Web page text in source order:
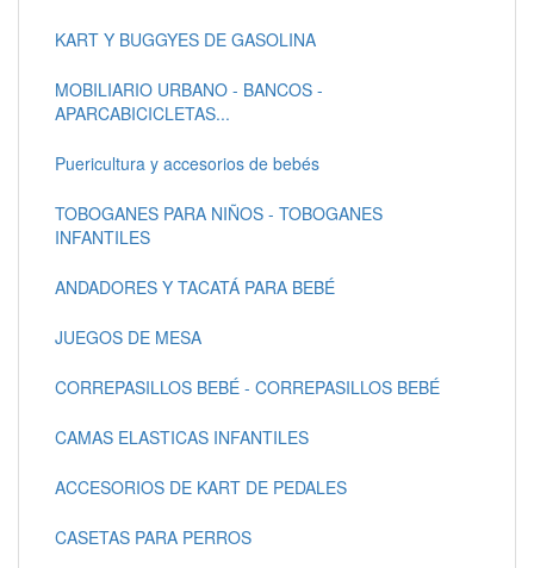
KART Y BUGGYES DE GASOLINA
MOBILIARIO URBANO - BANCOS -
APARCABICICLETAS...
Puericultura y accesorios de bebés
TOBOGANES PARA NIÑOS - TOBOGANES
INFANTILES
ANDADORES Y TACATÁ PARA BEBÉ
JUEGOS DE MESA
CORREPASILLOS BEBÉ - CORREPASILLOS BEBÉ
CAMAS ELASTICAS INFANTILES
ACCESORIOS DE KART DE PEDALES
CASETAS PARA PERROS